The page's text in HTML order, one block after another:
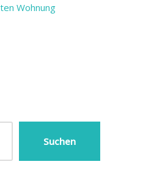
Wohnung
Suchen